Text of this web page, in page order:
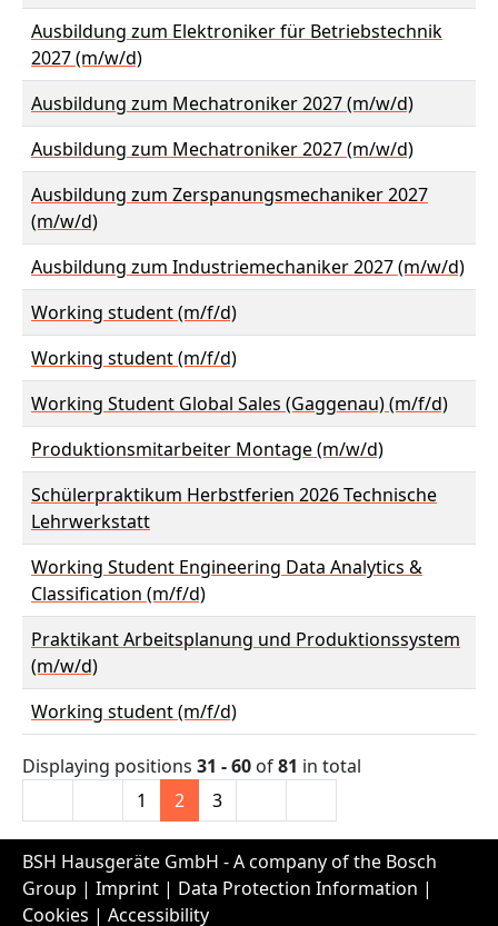
Ausbildung zum Elektroniker für Betriebstechnik
2027 (m/w/d)
Ausbildung zum Mechatroniker 2027 (m/w/d)
Ausbildung zum Mechatroniker 2027 (m/w/d)
Ausbildung zum Zerspanungsmechaniker 2027
(m/w/d)
Ausbildung zum Industriemechaniker 2027 (m/w/d)
Working student (m/f/d)
Working student (m/f/d)
Working Student Global Sales (Gaggenau) (m/f/d)
Produktionsmitarbeiter Montage (m/w/d)
Schülerpraktikum Herbstferien 2026 Technische
Lehrwerkstatt
Working Student Engineering Data Analytics &
Classification (m/f/d)
Praktikant Arbeitsplanung und Produktionssystem
(m/w/d)
Working student (m/f/d)
Displaying positions 31 - 60 of81 in total
1
2 3
BSH Hausgeräte GmbH - A company of the Bosch
Group | Imprint | Data Protection Information |
Cookies | Accessibility